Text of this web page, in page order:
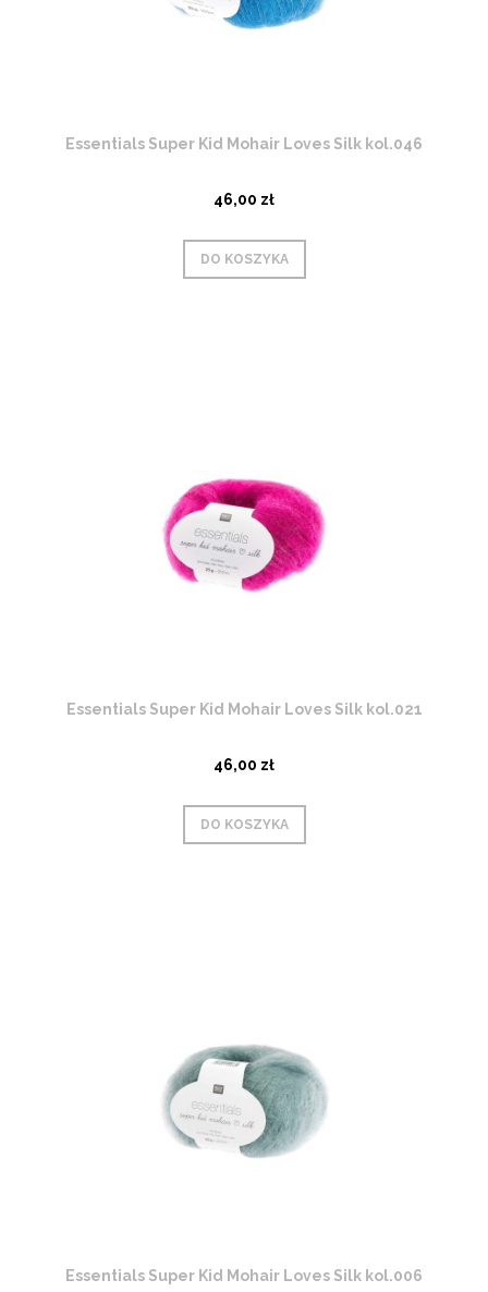
Essentials Super Kid Mohair Loves Silk kol.046
46,00 zł
DO KOSZYKA
Essentials Super Kid Mohair Loves Silk kol.021
46,00 zł
DO KOSZYKA
Essentials Super Kid Mohair Loves Silk kol.006